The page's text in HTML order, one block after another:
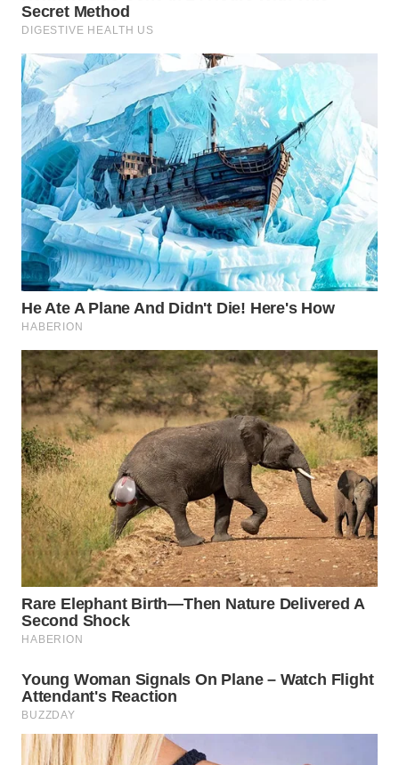
WAHANA
LISTRIK
WAHANA
TRAVEL
WAHANA
TV
WAHANANEWS
ID
WAHANANEWS
CO ID
NET
WAHANA
SPORT
WAHANA
UMKM
WAHANA
SELEB
WAHANA
PERSONA
OTOMOTIF
WAHANA
HEALTH